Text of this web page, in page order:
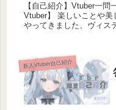
【自己紹介】Vtuber一問
Vtuber】 楽しいことや美しいものを求め星間を旅してここまで
やってきました、ヴィス
新人Vtuber自己紹介